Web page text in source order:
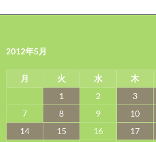
2012年5月
月 火 水 木
1
2 3
7
8 9 10
14
15 16 17